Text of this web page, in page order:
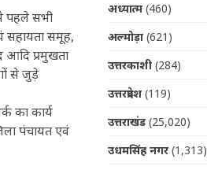
पहले सभी
सहायता समूह,
आदि प्रमुखता
से जुड़े
का कार्य
पंचायत एवं
अध्यात्म(460)
अल्मोड़ा(621)
उत्तरकाशी(284)
उत्तरप्रदेश(119)
उत्तराखंड(25,020)
उधमसिंह नगर(1,313)